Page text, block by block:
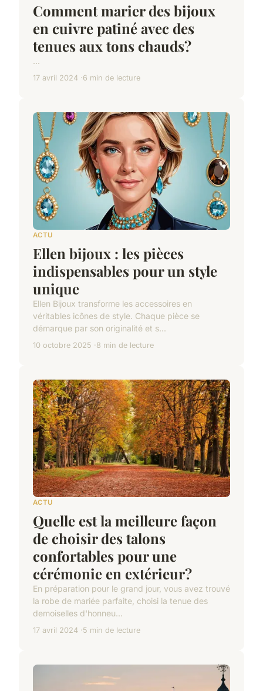
Comment marier des bijoux
en cuivre patiné avec des
tenues aux tons chauds?
...
17 avril 2024 6 min de lecture
ACTU
Ellen bijoux : les pièces
indispensables pour un style
unique
Ellen Bijoux transforme les accessoires en
véritables icônes de style. Chaque pièce se
démarque par son originalité et s...
10 octobre 2025 8 min de lecture
ACTU
Quelle est la meilleure façon
de choisir des talons
confortables pour une
cérémonie en extérieur?
En préparation pour le grand jour, vous avez trouvé
la robe de mariée parfaite, choisi la tenue des
demoiselles d'honneu...
17 avril 2024 5 min de lecture